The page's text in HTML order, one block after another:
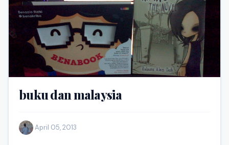
buku dan malaysia
April 05, 2013